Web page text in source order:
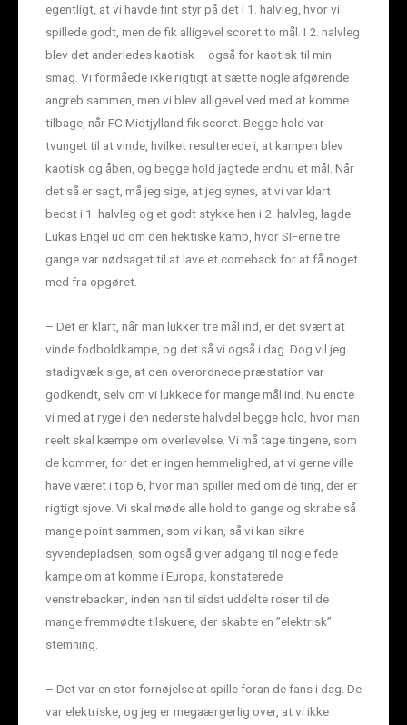
egentligt, at vi havde fint styr på det i 1. halvleg, hvor vi
spillede godt, men de fik alligevel scoret to mål. I 2. halvleg
blev det anderledes kaotisk – også for kaotisk til min
smag. Vi formåede ikke rigtigt at sætte nogle afgørende
angreb sammen, men vi blev alligevel ved med at komme
tilbage, når FC Midtjylland fik scoret. Begge hold var
tvunget til at vinde, hvilket resulterede i, at kampen blev
kaotisk og åben, og begge hold jagtede endnu et mål. Når
det så er sagt, må jeg sige, at jeg synes, at vi var klart
bedst i 1. halvleg og et godt stykke hen i 2. halvleg, lagde
Lukas Engel ud om den hektiske kamp, hvor SIFerne tre
gange var nødsaget til at lave et comeback for at få noget
med fra opgøret.
– Det er klart, når man lukker tre mål ind, er det svært at
vinde fodboldkampe, og det så vi også i dag. Dog vil jeg
stadigvæk sige, at den overordnede præstation var
godkendt, selv om vi lukkede for mange mål ind. Nu endte
vi med at ryge i den nederste halvdel begge hold, hvor man
reelt skal kæmpe om overlevelse. Vi må tage tingene, som
de kommer, for det er ingen hemmelighed, at vi gerne ville
have været i top 6, hvor man spiller med om de ting, der er
rigtigt sjove. Vi skal møde alle hold to gange og skrabe så
mange point sammen, som vi kan, så vi kan sikre
syvendepladsen, som også giver adgang til nogle fede
kampe om at komme i Europa, konstaterede
venstrebacken, inden han til sidst uddelte roser til de
mange fremmødte tilskuere, der skabte en ”elektrisk”
stemning.
– Det var en stor fornøjelse at spille foran de fans i dag. De
var elektriske, og jeg er megaærgerlig over, at vi ikke